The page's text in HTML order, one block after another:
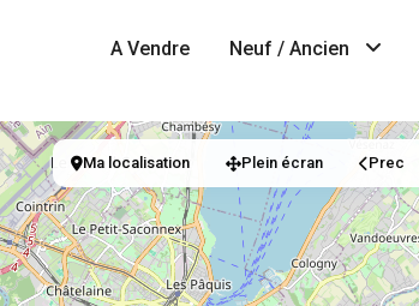
A Vendre Neuf / Ancien
Ma localisation Plein écran Prec